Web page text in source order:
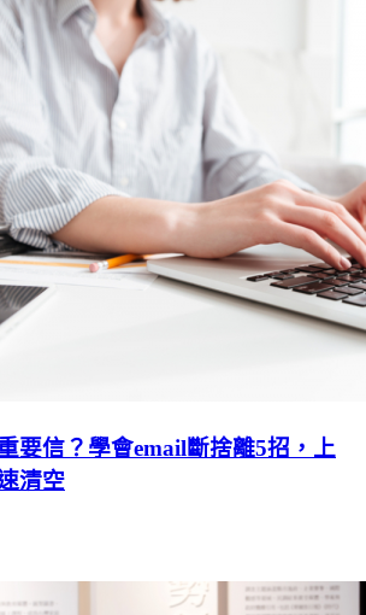
要信？學會email斷捨離5招，上
清空